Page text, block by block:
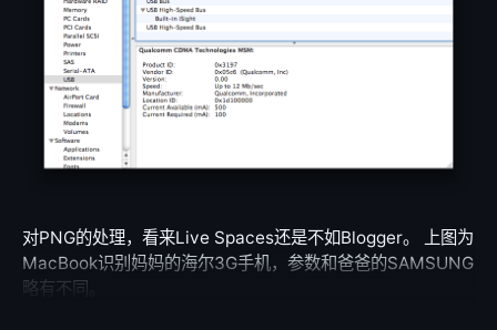
RSS订阅地址：https://leaskh.com/feed.xml Thanks.
对PNG的处理，看来Live Spaces还是不如Blogger。 上图为
MacBook识别妈妈的海尔3G手机，参数和爸爸的SAMSUNG
略有不同。